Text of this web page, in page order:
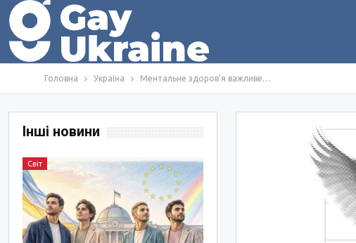
Головна Україна Ментальне здоров’я важливе…
Інші новини
Світ